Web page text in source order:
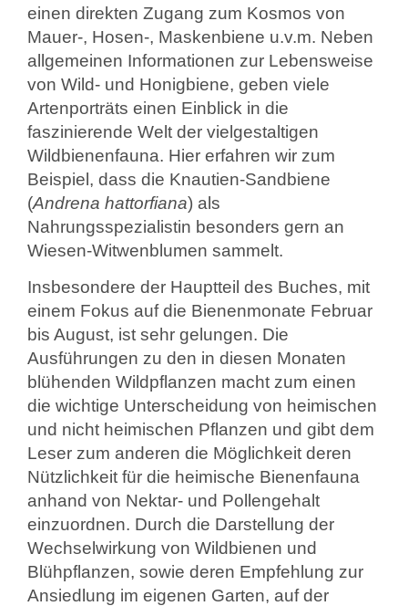
einen direkten Zugang zum Kosmos von
Mauer-, Hosen-, Maskenbiene u.v.m. Neben
allgemeinen Informationen zur Lebensweise
von Wild- und Honigbiene, geben viele
Artenporträts einen Einblick in die
faszinierende Welt der vielgestaltigen
Wildbienenfauna. Hier erfahren wir zum
Beispiel, dass die Knautien-Sandbiene
(Andrena hattorfiana) als
Nahrungsspezialistin besonders gern an
Wiesen-Witwenblumen sammelt.
Insbesondere der Hauptteil des Buches, mit
einem Fokus auf die Bienenmonate Februar
bis August, ist sehr gelungen. Die
Ausführungen zu den in diesen Monaten
blühenden Wildpflanzen macht zum einen
die wichtige Unterscheidung von heimischen
und nicht heimischen Pflanzen und gibt dem
Leser zum anderen die Möglichkeit deren
Nützlichkeit für die heimische Bienenfauna
anhand von Nektar- und Pollengehalt
einzuordnen. Durch die Darstellung der
Wechselwirkung von Wildbienen und
Blühpflanzen, sowie deren Empfehlung zur
Ansiedlung im eigenen Garten, auf der